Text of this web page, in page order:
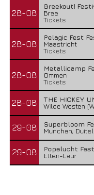
28-08
Breekout!
Bree
Tickets
28-08
Pelagic Fest
Maastricht
Tickets
28-08
Metallicamp
Ommen
Tickets
28-08
THE HICKEY
Wilde Westen
29-08
Superbloom
Munchen,
29-08
Popelucht
Etten-Leur